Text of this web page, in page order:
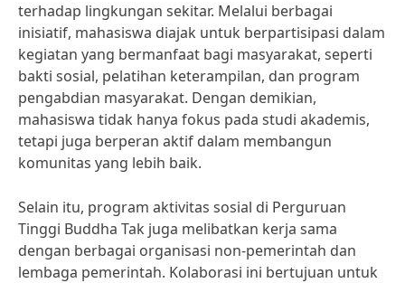
terhadap lingkungan sekitar. Melalui berbagai
inisiatif, mahasiswa diajak untuk berpartisipasi dalam
kegiatan yang bermanfaat bagi masyarakat, seperti
bakti sosial, pelatihan keterampilan, dan program
pengabdian masyarakat. Dengan demikian,
mahasiswa tidak hanya fokus pada studi akademis,
tetapi juga berperan aktif dalam membangun
komunitas yang lebih baik.
Selain itu, program aktivitas sosial di Perguruan
Tinggi Buddha Tak juga melibatkan kerja sama
dengan berbagai organisasi non-pemerintah dan
lembaga pemerintah. Kolaborasi ini bertujuan untuk